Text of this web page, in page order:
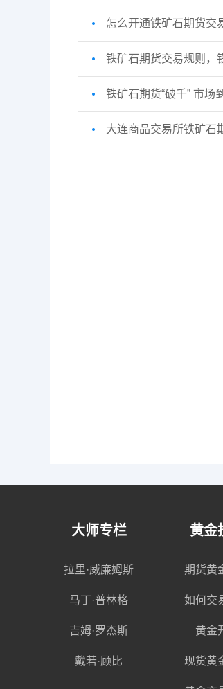
怎么开通铁矿石期货交
铁矿石期货交易规则，
铁矿石期货“破千” 市场
大连商品交易所铁矿石
大师专栏
拉里·威廉姆斯
马丁·普林格
吉姆·罗杰斯
戴若·顾比
黄金
期货黄
如何交
黄金
现货黄